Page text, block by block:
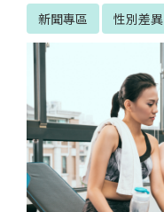
新聞專區 性別差異